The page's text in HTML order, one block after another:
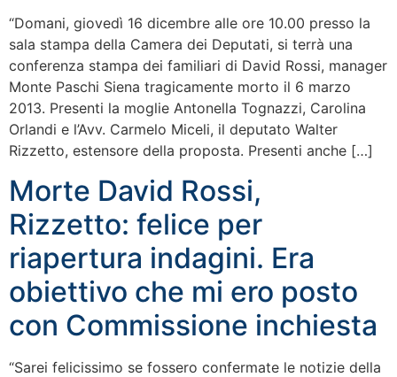
“Domani, giovedì 16 dicembre alle ore 10.00 presso la
sala stampa della Camera dei Deputati, si terrà una
conferenza stampa dei familiari di David Rossi, manager
Monte Paschi Siena tragicamente morto il 6 marzo
2013. Presenti la moglie Antonella Tognazzi, Carolina
Orlandi e l’Avv. Carmelo Miceli, il deputato Walter
Rizzetto, estensore della proposta. Presenti anche […]
Morte David Rossi,
Rizzetto: felice per
riapertura indagini. Era
obiettivo che mi ero posto
con Commissione inchiesta
“Sarei felicissimo se fossero confermate le notizie della